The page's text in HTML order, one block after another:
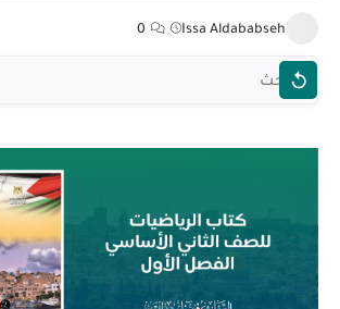
Issa Aldababseh
0